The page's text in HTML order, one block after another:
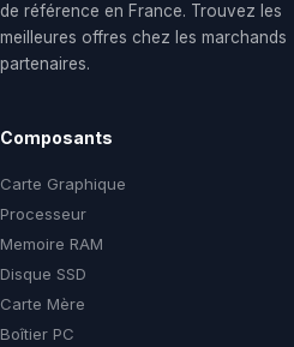
de référence en France. Trouvez les
meilleures offres chez les marchands
partenaires.
Composants
Carte Graphique
Processeur
Memoire RAM
Disque SSD
Carte Mère
Boîtier PC